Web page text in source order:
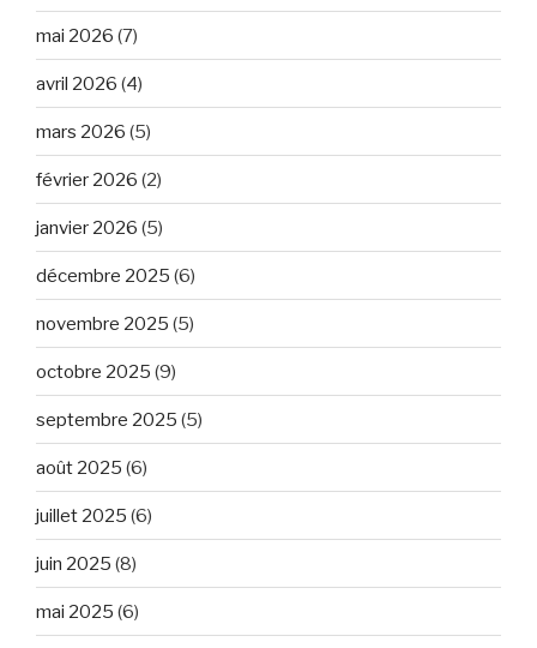
mai 2026 (7)
avril 2026 (4)
mars 2026 (5)
février 2026 (2)
janvier 2026 (5)
décembre 2025 (6)
novembre 2025 (5)
octobre 2025 (9)
septembre 2025 (5)
août 2025 (6)
juillet 2025 (6)
juin 2025 (8)
mai 2025 (6)